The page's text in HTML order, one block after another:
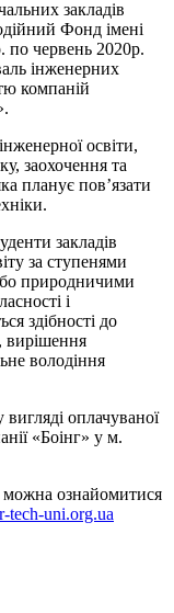
закладів
Фонд імені
по червень 2020р.
інженерних
компаній
освіти,
заохочення та
планує пов’язати
закладів
за ступенями
природничими
і
здібності до
вирішення
володіння
оплачуваної
«Боінг» у м.
можна ознайомитися
tech-uni.org.ua